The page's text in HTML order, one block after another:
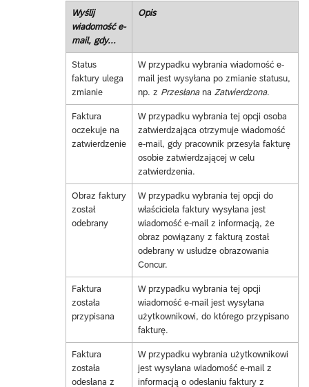
Wyślij
wiadomość e-
mail, gdy...
Opis
Status
faktury ulega
zmianie
W przypadku wybrania wiadomość e-
mail jest wysyłana po zmianie statusu,
np. z Przesłanana Zatwierdzona.
Faktura
oczekuje na
zatwierdzenie
W przypadku wybrania tej opcji osoba
zatwierdzająca otrzymuje wiadomość
e-mail, gdy pracownik przesyła fakturę
osobie zatwierdzającej w celu
zatwierdzenia.
Obraz faktury
został
odebrany
W przypadku wybrania tej opcji do
właściciela faktury wysyłana jest
wiadomość e-mail z informacją, że
obraz powiązany z fakturą został
odebrany w usłudze obrazowania
Concur.
Faktura
została
przypisana
W przypadku wybrania tej opcji
wiadomość e-mail jest wysyłana
użytkownikowi, do którego przypisano
fakturę.
Faktura
została
odesłana z
W przypadku wybrania użytkownikowi
jest wysyłana wiadomość e-mail z
informacją o odesłaniu faktury z